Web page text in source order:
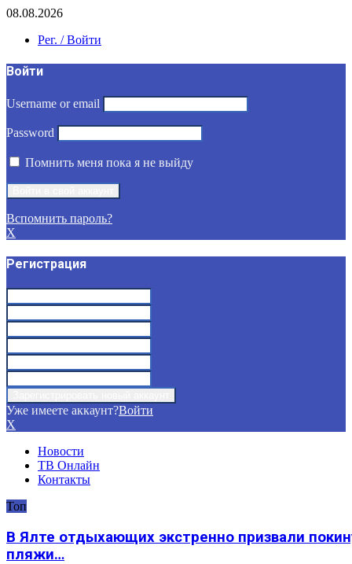
08.08.2026
Рег. / Войти
Войти
Username or email
Password
Помнить меня пока я не выйду
Вспомнить пароль?
X
Регистрация
Уже имеете аккаунт?Войти
X
Новости
ТВ Онлайн
Контакты
Топ
В Ялте отдыхающих экстренно призвали
пляжи…